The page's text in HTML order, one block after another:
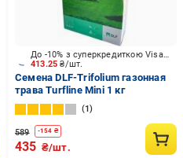
413.25₴/шт.
До -10% з суперкредиткою Visa Вигода
Семена DLF-Trifolium газонная
трава Turfline Minі 1 кг
1
589 -154 ₴
435 ₴/шт.